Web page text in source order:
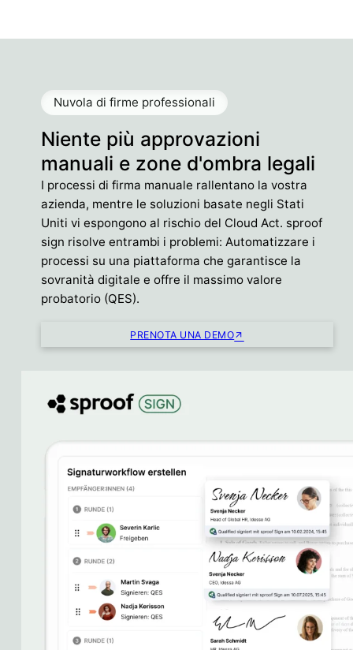
Niente più approvazioni
manuali e zone d'ombra legali
Nuvola di firme professionali
I processi di firma manuale rallentano la vostra
azienda, mentre le soluzioni basate negli Stati
Uniti vi espongono al rischio del Cloud Act. sproof
sign risolve entrambi i problemi: Automatizzare i
processi su una piattaforma che garantisce la
sovranità digitale e offre il massimo valore
probatorio (QES).
PRENOTA UNA DEMO